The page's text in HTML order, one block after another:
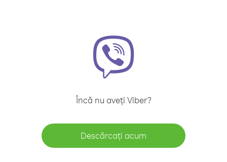
Încă nu aveți Viber?
Descărcați acum